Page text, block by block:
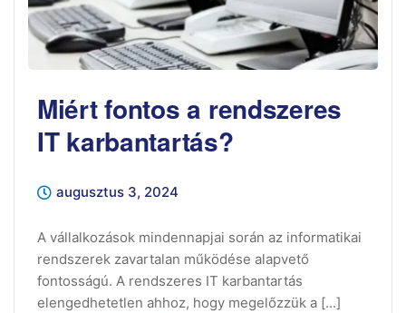
Miért fontos a rendszeres
IT karbantartás?
augusztus 3, 2024
A vállalkozások mindennapjai során az informatikai
rendszerek zavartalan működése alapvető
fontosságú. A rendszeres IT karbantartás
elengedhetetlen ahhoz, hogy megelőzzük a [...]